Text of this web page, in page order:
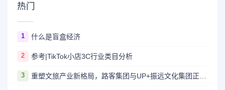
热门
1 什么是盲盒经济
2 参考|TikTok小店3C行业类目分析
3